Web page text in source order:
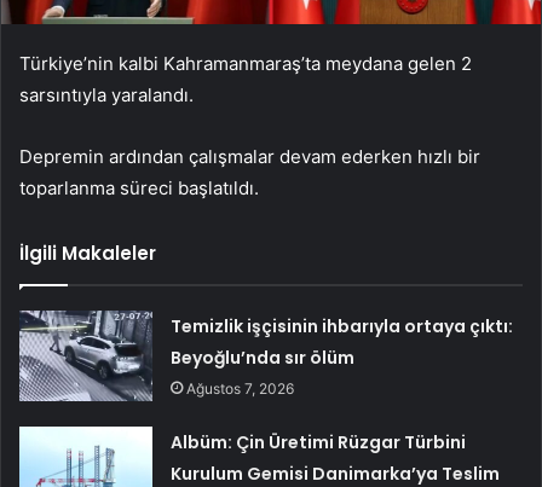
Türkiye’nin kalbi Kahramanmaraş’ta meydana gelen 2
sarsıntıyla yaralandı.
Depremin ardından çalışmalar devam ederken hızlı bir
toparlanma süreci başlatıldı.
İlgili Makaleler
Temizlik işçisinin ihbarıyla ortaya çıktı:
Beyoğlu’nda sır ölüm
Ağustos 7, 2026
Albüm: Çin Üretimi Rüzgar Türbini
Kurulum Gemisi Danimarka’ya Teslim